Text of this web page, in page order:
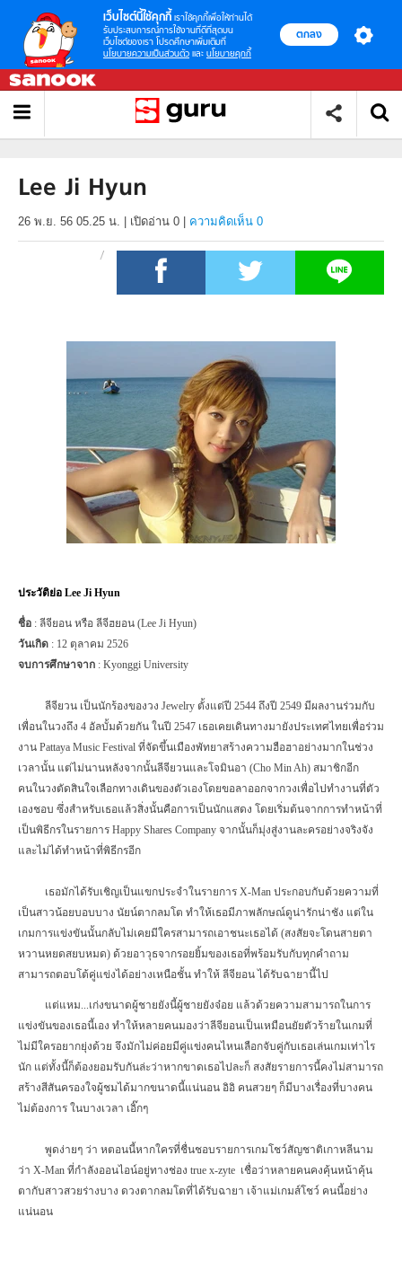
เว็บไซต์นี้ใช้คุกกี้ เราใช้คุกกี้เพื่อให้ท่านได้
รับประสบการณ์การใช้งานที่ดีที่สุดบน
เว็บไซต์ของเรา โปรดศึกษาเพิ่มเติมที่
นโยบายความเป็นส่วนตัว และ นโยบายคุกกี้
ตกลง
Lee Ji Hyun
26 พ.ย. 56 05.25 น. เปิดอ่าน 0 ความคิดเห็น 0
ประวัติย่อ Lee Ji Hyun
ชื่อ : ลีจียอน หรือ ลีจีฮยอน (Lee Ji Hyun)
วันเกิด : 12 ตุลาคม 2526
จบการศึกษาจาก : Kyonggi University
ลีจียวน เป็นนักร้องของวง Jewelry ตั้งแต่ปี 2544 ถึงปี 2549 มีผลงานร่วมกับ
เพื่อนในวงถึง 4 อัลบั้มด้วยกัน ในปี 2547 เธอเคยเดินทางมายังประเทศไทยเพื่อร่วม
งาน Pattaya Music Festival ที่จัดขึ้นเมืองพัทยาสร้างความฮือฮาอย่างมากในช่วง
เวลานั้น แต่ไม่นานหลังจากนั้นลีจียวนและโจมินอา (Cho Min Ah) สมาชิกอีก
คนในวงตัดสินใจเลือกทางเดินของตัวเองโดยขอลาออกจากวงเพื่อไปทำงานที่ตัว
เองชอบ ซึ่งสำหรับเธอแล้วสิ่งนั้นคือการเป็นนักแสดง โดยเริ่มต้นจากการทำหน้าที่
เป็นพิธีกรในรายการ Happy Shares Company จากนั้นก็มุ่งสู่งานละครอย่างจริงจัง
และไม่ได้ทำหน้าที่พิธีกรอีก
เธอมักได้รับเชิญเป็นแขกประจำในรายการ X-Man ประกอบกับด้วยความที่
เป็นสาวน้อยบอบบาง นัยน์ตากลมโต ทำให้เธอมีภาพลักษณ์ดูน่ารักน่าชัง แต่ใน
เกมการแข่งขันนั้นกลับไม่เคยมีใครสามารถเอาชนะเธอได้ (สงสัยจะโดนสายตา
หวานหยดสยบหมด) ด้วยอาวุธจากรอยยิ้มของเธอที่พร้อมรับกับทุกคำถาม
สามารถตอบโต้คู่แข่งได้อย่างเหนือชั้น ทำให้ ลีจียอน ได้รับฉายานี้ไป
แต่แหม...เก่งขนาดผู้ชายยังนี้ผู้ชายยังจ๋อย แล้วด้วยความสามารถในการ
แข่งขันของเธอนี้เอง ทำให้หลายคนมองว่าลีจียอนเป็นเหมือนยัยตัวร้ายในเกมที่
ไม่มีใครอยากยุ่งด้วย จึงมักไม่ค่อยมีคู่แข่งคนไหนเลือกจับคู่กับเธอเล่นเกมเท่าไร
นัก แต่ทั้งนี้ก็ต้องยอมรับกันล่ะว่าหากขาดเธอไปละก็ สงสัยรายการนี้คงไม่สามารถ
สร้างสีสันครองใจผู้ชมได้มากขนาดนี้แน่นอน อิอิ คนสวยๆ ก็มีบางเรื่องที่บางคน
ไม่ต้องการ ในบางเวลา เอิ๊กๆ
พูดง่ายๆ ว่า หตอนนี้หากใครที่ชื่นชอบรายการเกมโชว์สัญชาติเกาหลีนาม
ว่า X-Man ที่กำลังออนไอน์อยู่ทางช่อง true x-zyte เชื่อว่าหลายคนคงคุ้นหน้าคุ้น
ตากับสาวสวยร่างบาง ดวงตากลมโตที่ได้รับฉายา เจ้าแม่เกมส์โชว์ คนนี้อย่าง
แน่นอน